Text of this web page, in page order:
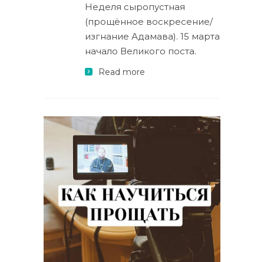
Неделя сыропустная
(прощённое воскресение/
изгнание Адамава). 15 марта
начало Великого поста.
Read more